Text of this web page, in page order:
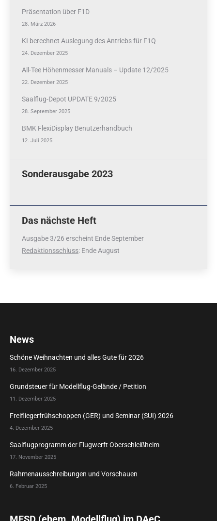
Präsentation über F1D
28. März 2026
KI berechnet Auslegung des Antriebs für F1Q
24. Dezember 2025
All-Tee Höhenmesser Manuals – Update 12/2025
22. Dezember 2025
Saalflug-Depot UPDATE 9/2025
28. September 2025
BMK FlexiDisplay Benutzerhandbuch
12. Juli 2025
Sonderausgabe 2023
Das nächste Heft
Ausgabe 3/26 erscheint Ende September
Redaktionsschluss: Ende August
News
Schöne Weihnachten und alles Gute für 2026
16. Dezember 2025
Grundsteuer für Modellflug-Gelände / Petition
11. Dezember 2025
Freifliegerfrühschoppen (GER) und Seminar (SUI) 2026
4. Dezember 2025
Saalflugprogramm der Flugwerft Oberschleißheim
17. November 2025
Rahmenausschreibungen und Vorschauen
6. Februar 2025